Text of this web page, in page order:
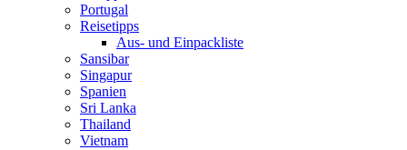
Portugal
Reisetipps
Aus- und Einpackliste
Sansibar
Singapur
Spanien
Sri Lanka
Thailand
Vietnam